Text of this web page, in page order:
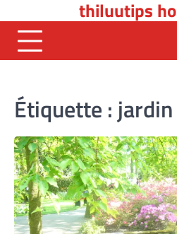
to
content
thiluutips
Étiquette : jardin